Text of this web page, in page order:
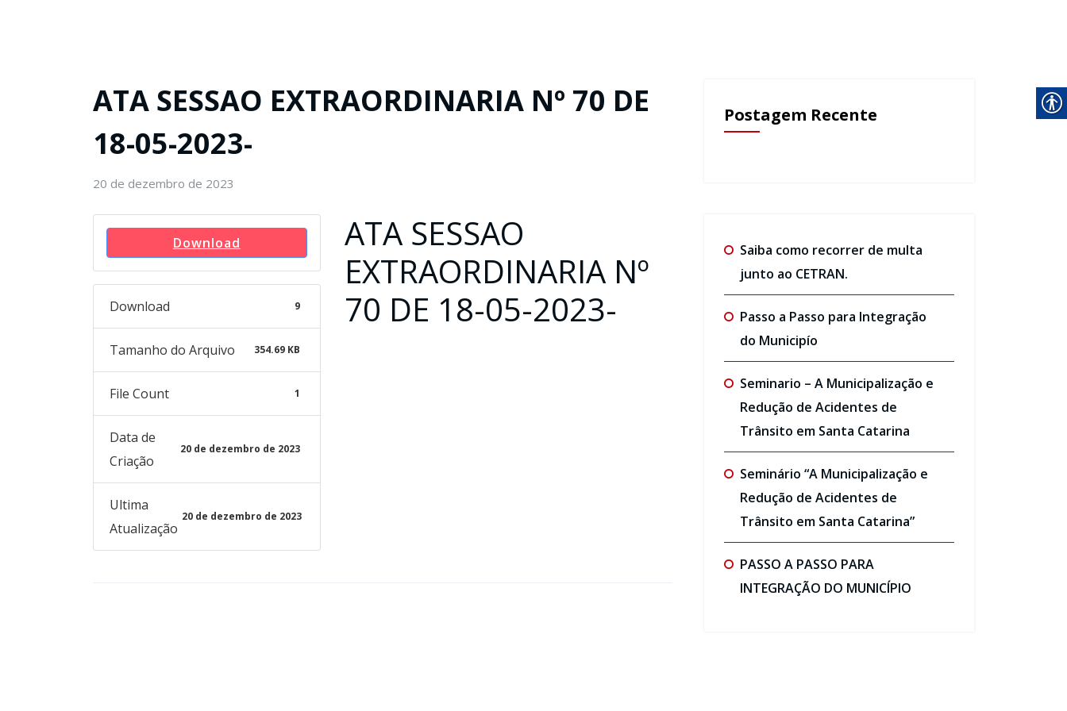
ATA SESSAO EXTRAORDINARIA Nº 70 DE
18-05-2023-
20 de dezembro de 2023
Download
Download 9
Tamanho do Arquivo 354.69 KB
File Count 1
Data de
Criação
20 de dezembro de 2023
Ultima
Atualização
20 de dezembro de 2023
ATA SESSAO
EXTRAORDINARIA Nº
70 DE 18-05-2023-
Postagem Recente
Saiba como recorrer de multa
junto ao CETRAN.
Passo a Passo para Integração
do Municipío
Seminario – A Municipalização e
Redução de Acidentes de
Trânsito em Santa Catarina
Seminário “A Municipalização e
Redução de Acidentes de
Trânsito em Santa Catarina”
PASSO A PASSO PARA
INTEGRAÇÃO DO MUNICÍPIO